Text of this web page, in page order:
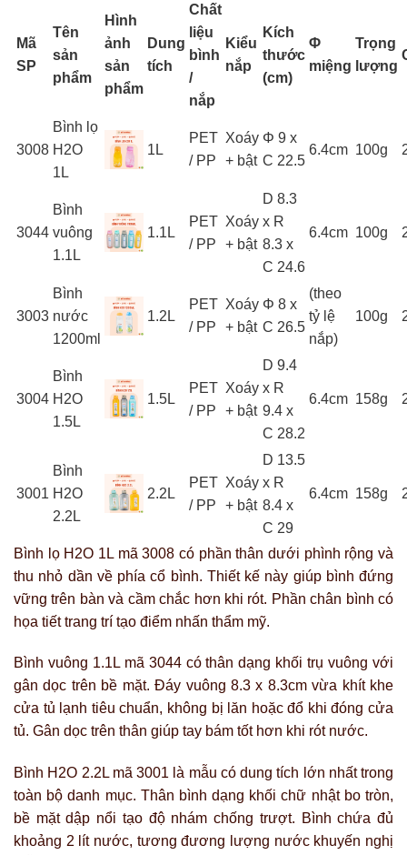
Mã
SP
Tên
sản
phẩm
Hình
ảnh
sản
phẩm
Dung
tích
Chất
liệu
bình
/
nắp
Kiểu
nắp
Kích
thước
(cm)
Φ
miệng
Trọng
lượng
3008
Bình lọ
H2O
1L
1L
PET
/ PP
Xoáy
+ bật
Φ 9 x
C 22.5
6.4cm 100g
3044
Bình
vuông
1.1L
1.1L
PET
/ PP
Xoáy
+ bật
D 8.3
x R
8.3 x
C 24.6
6.4cm 100g
3003
Bình
nước
1200ml
1.2L
PET
/ PP
Xoáy
+ bật
Φ 8 x
C 26.5
(theo
tỷ lệ
nắp)
100g
3004
Bình
H2O
1.5L
1.5L
PET
/ PP
Xoáy
+ bật
D 9.4
x R
9.4 x
C 28.2
6.4cm 158g
3001
Bình
H2O
2.2L
2.2L
PET
/ PP
Xoáy
+ bật
D 13.5
x R
8.4 x
C 29
6.4cm 158g
Bình lọ H2O 1L mã 3008 có phần thân dưới phình rộng và
thu nhỏ dần về phía cổ bình. Thiết kế này giúp bình đứng
vững trên bàn và cầm chắc hơn khi rót. Phần chân bình có
họa tiết trang trí tạo điểm nhấn thẩm mỹ.
Bình vuông 1.1L mã 3044 có thân dạng khối trụ vuông với
gân dọc trên bề mặt. Đáy vuông 8.3 x 8.3cm vừa khít khe
cửa tủ lạnh tiêu chuẩn, không bị lăn hoặc đổ khi đóng cửa
tủ. Gân dọc trên thân giúp tay bám tốt hơn khi rót nước.
Bình H2O 2.2L mã 3001 là mẫu có dung tích lớn nhất trong
toàn bộ danh mục. Thân bình dạng khối chữ nhật bo tròn,
bề mặt dập nổi tạo độ nhám chống trượt. Bình chứa đủ
khoảng 2 lít nước, tương đương lượng nước khuyến nghị